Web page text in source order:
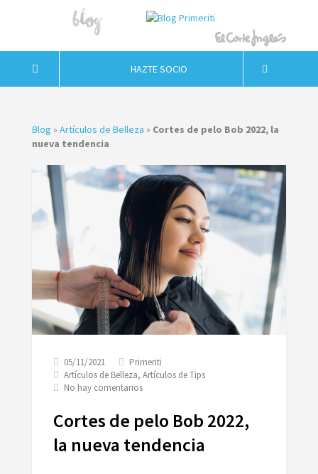
HAZTE SOCIO
Blog » Artículos de Belleza » Cortes de pelo Bob 2022, la
nueva tendencia
05/11/2021
Primeriti
Artículos de Belleza, Artículos de Tips
No hay comentariosen
pelo
2022,
Cortes de pelo Bob 2022,
la nueva tendencia